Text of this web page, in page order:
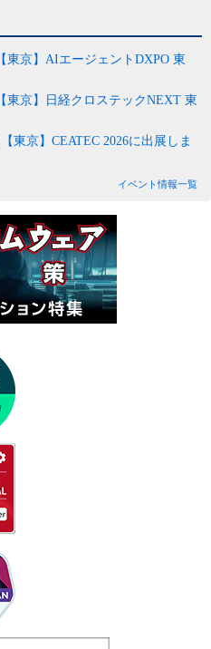
【東京】AIエージェントDXPO 東
【東京】日経クロステックNEXT 東
【東京】CEATEC 2026に出展しま
イベント情報一覧